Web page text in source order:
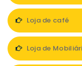
Loja de café
Loja de